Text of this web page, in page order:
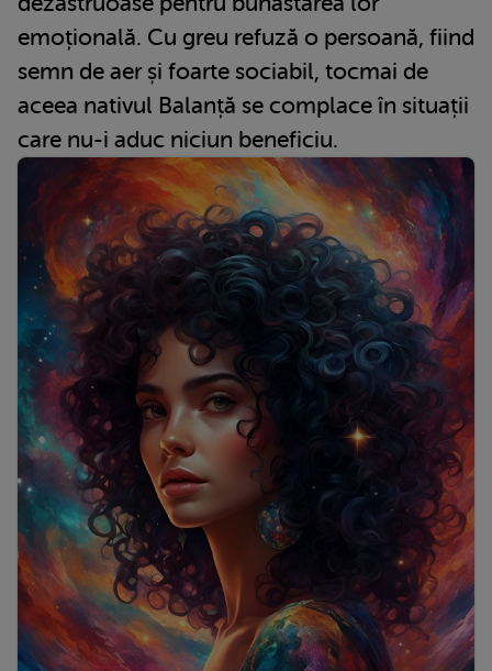
emoțională. Cu greu refuză o persoană, fiind
semn de aer și foarte sociabil, tocmai de
aceea nativul Balanță se complace în situații
care nu-i aduc niciun beneficiu.